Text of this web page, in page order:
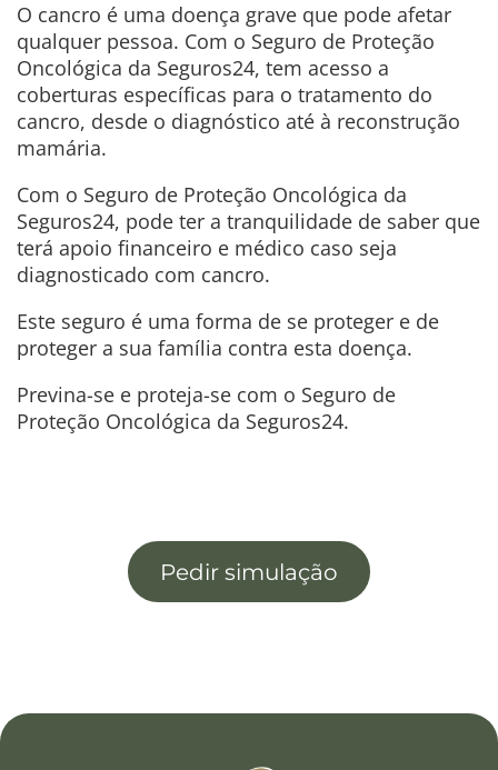
O cancro é uma doença grave que pode afetar
qualquer pessoa. Com o Seguro de Proteção
Oncológica da Seguros24, tem acesso a
coberturas específicas para o tratamento do
cancro, desde o diagnóstico até à reconstrução
mamária.
Com o Seguro de Proteção Oncológica da
Seguros24, pode ter a tranquilidade de saber que
terá apoio financeiro e médico caso seja
diagnosticado com cancro.
Este seguro é uma forma de se proteger e de
proteger a sua família contra esta doença.
Previna-se e proteja-se com o Seguro de
Proteção Oncológica da Seguros24.
Pedir simulação